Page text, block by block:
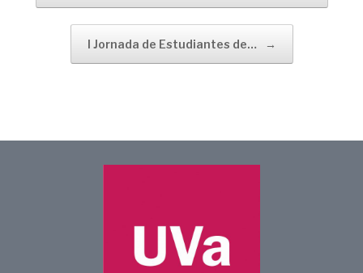
I Jornada de Estudiantes de… →